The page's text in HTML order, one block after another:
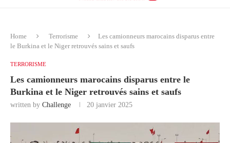
Home Terrorisme
Les camionneurs marocains disparus entre
le Burkina et le Niger retrouvés sains et saufs
TERRORISME
Les camionneurs marocains disparus entre le
Burkina et le Niger retrouvés sains et saufs
written by Challenge 20 janvier 2025